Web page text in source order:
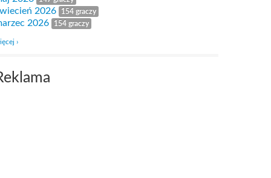
2026 154 graczy
2026 154 graczy
›